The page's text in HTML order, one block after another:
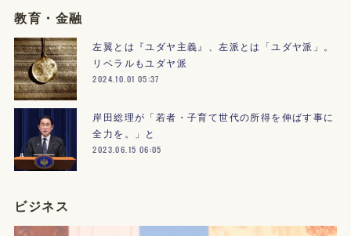
教育・金融
左翼とは『ユダヤ主義』、左派とは「ユダヤ派」。
リベラルもユダヤ派
2024.10.01 05:37
岸田総理が「若者・子育て世代の所得を伸ばす事に
全力を。」と
2023.06.15 06:05
ビジネス